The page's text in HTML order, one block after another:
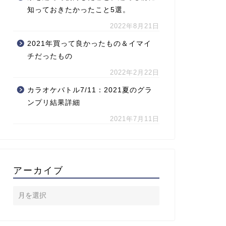
知っておきたかったこと5選。
2022年8月21日
2021年買って良かったもの＆イマイ
チだったもの
2022年2月22日
カラオケバトル7/11：2021夏のグラ
ンプリ結果詳細
2021年7月11日
アーカイブ